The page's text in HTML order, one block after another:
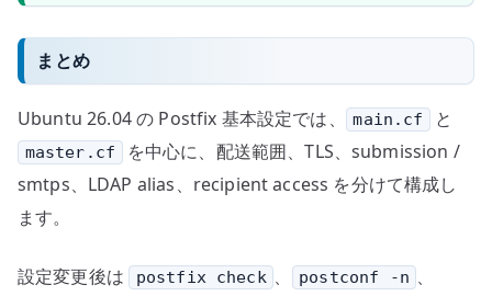
まとめ
Ubuntu 26.04 の Postfix 基本設定では、 main.cf と
master.cf
を中心に、配送範囲、TLS、submission /
smtps、LDAP alias、recipient access を分けて構成し
ます。
設定変更後は postfix check 、 postconf -n 、